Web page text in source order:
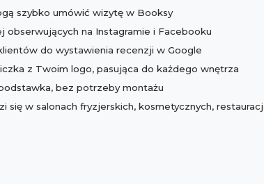
szybko umówić wizytę w Booksy
obserwujących na Instagramie i Facebooku
do wystawienia recenzji w Google
z Twoim logo, pasująca do każdego wnętrza
bez potrzeby montażu
się w salonach fryzjerskich, kosmetycznych,